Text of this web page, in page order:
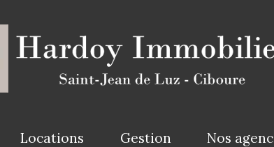
Locations Gestion Nos